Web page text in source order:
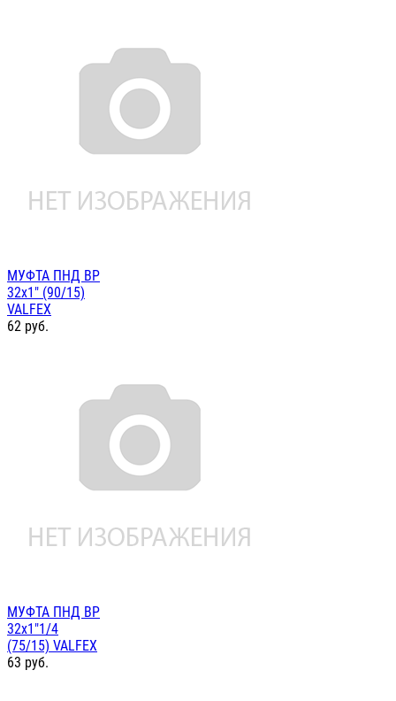
МУФТА ПНД ВР
32х1" (90/15)
VALFEX
62 руб.
МУФТА ПНД ВР
32х1"1/4
(75/15) VALFEX
63 руб.